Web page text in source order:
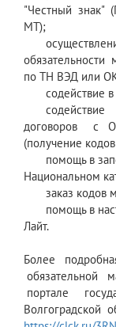
"Честный знак"
МТ);
обязательности
по ТН ВЭД или
содействие в
содействие
договоров с
(получение
помощь в
Национальном
заказ кодов
помощь в
Лайт.
Более
обязательной
портале
Волгоградской